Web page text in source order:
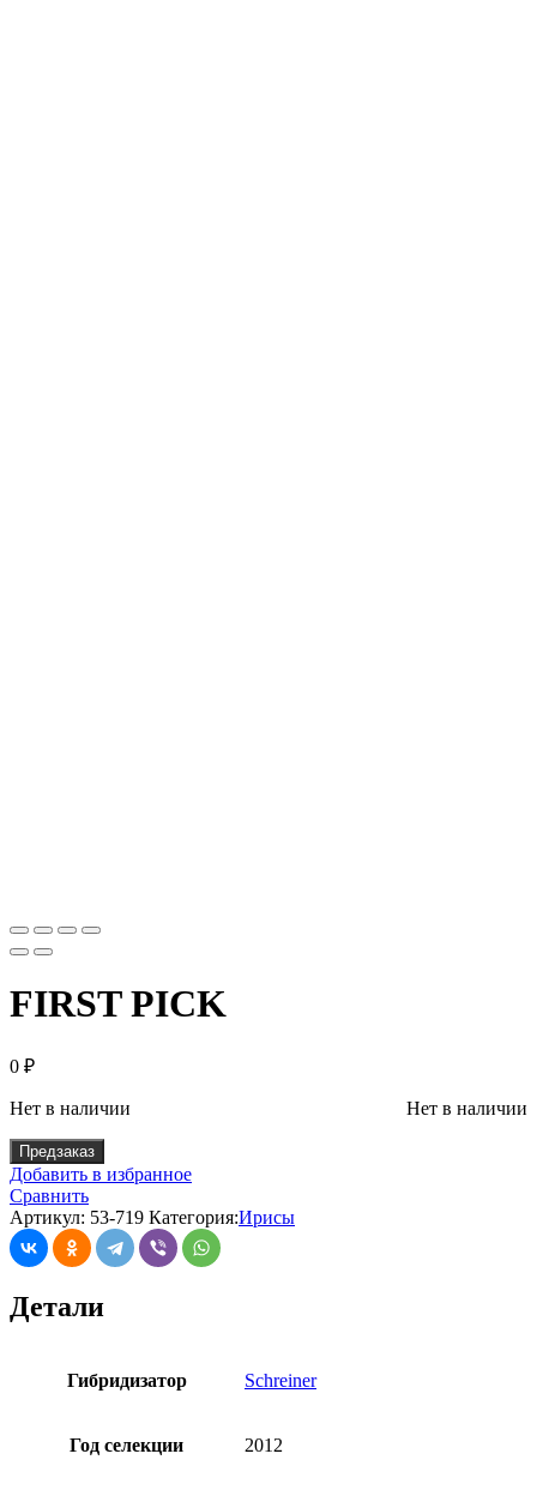
FIRST PICK
0 ₽
Нет в наличии
Нет в наличии
Предзаказ
Добавить в избранное
Сравнить
Артикул: 53-719 Категория:Ирисы
Детали
Гибридизатор Schreiner
Год селекции 2012